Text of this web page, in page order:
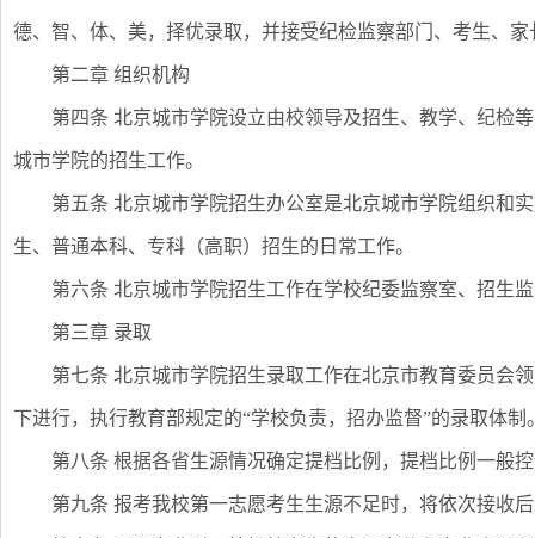
德、智、体、美，择优录取，并接受纪检监察部门、考生、
第二章 组织机构
第四条 北京城市学院设立由校领导及招生、教学、纪检
城市学院的招生工作。
第五条 北京城市学院招生办公室是北京城市学院组织和
生、普通本科、专科（高职）招生的日常工作。
第六条 北京城市学院招生工作在学校纪委监察室、招生
第三章 录取
第七条 北京城市学院招生录取工作在北京市教育委员会
下进行，执行教育部规定的“学校负责，招办监督”的录取体制
第八条 根据各省生源情况确定提档比例，提档比例一般
第九条 报考我校第一志愿考生生源不足时，将依次接收